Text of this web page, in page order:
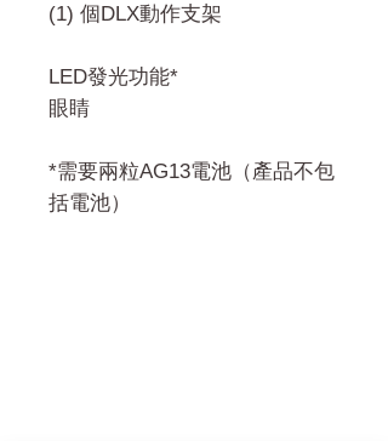
(1) 個DLX動作支架
LED發光功能*
眼睛
*需要兩粒AG13電池（產品不包
括電池）